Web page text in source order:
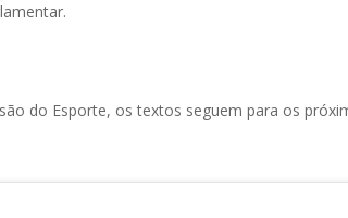
do Esporte, os textos seguem para os